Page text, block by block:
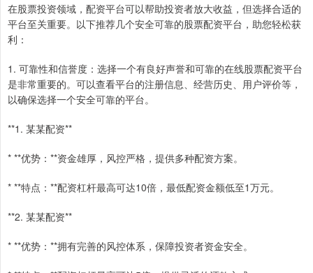
在股票投资领域，配资平台可以帮助投资者放大收益，但选择合适的
平台至关重要。以下推荐几个安全可靠的股票配资平台，助您轻松获
利：
1. 可靠性和信誉度：选择一个有良好声誉和可靠的在线股票配资平台
是非常重要的。可以查看平台的注册信息、经营历史、用户评价等，
以确保选择一个安全可靠的平台。
**1. 某某配资**
* **优势：**资金雄厚，风控严格，提供多种配资方案。
* **特点：**配资杠杆最高可达10倍，最低配资金额低至1万元。
**2. 某某配资**
* **优势：**拥有完善的风控体系，保障投资者资金安全。